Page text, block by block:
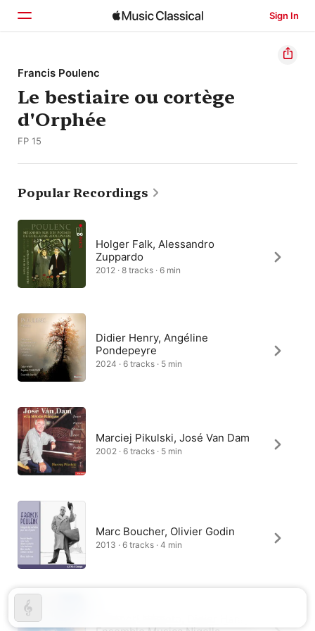
Sign In
Home
Browse
Search
Francis Poulenc
Le bestiaire ou cortège
d'Orphée
FP 15
Popular Recordings
Holger Falk, Alessandro
Zuppardo
2012 · 8 tracks · 6 min
Didier Henry, Angéline
Pondepeyre
2024 · 6 tracks · 5 min
Marciej Pikulski, José Van Dam
2002 · 6 tracks · 5 min
Marc Boucher, Olivier Godin
2013 · 6 tracks · 4 min